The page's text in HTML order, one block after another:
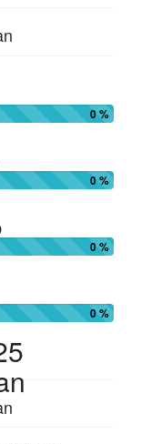
0 %
0 %
0 %
0 %